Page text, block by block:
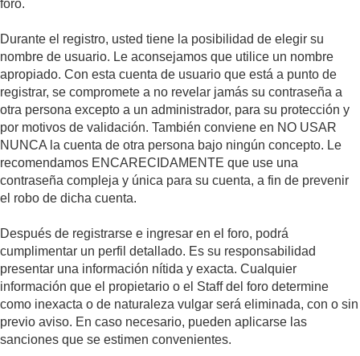
foro.
Durante el registro, usted tiene la posibilidad de elegir su
nombre de usuario. Le aconsejamos que utilice un nombre
apropiado. Con esta cuenta de usuario que está a punto de
registrar, se compromete a no revelar jamás su contraseña a
otra persona excepto a un administrador, para su protección y
por motivos de validación. También conviene en NO USAR
NUNCA la cuenta de otra persona bajo ningún concepto. Le
recomendamos ENCARECIDAMENTE que use una
contraseña compleja y única para su cuenta, a fin de prevenir
el robo de dicha cuenta.
Después de registrarse e ingresar en el foro, podrá
cumplimentar un perfil detallado. Es su responsabilidad
presentar una información nítida y exacta. Cualquier
información que el propietario o el Staff del foro determine
como inexacta o de naturaleza vulgar será eliminada, con o sin
previo aviso. En caso necesario, pueden aplicarse las
sanciones que se estimen convenientes.